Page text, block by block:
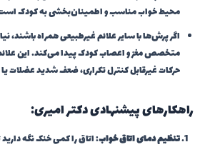
محیط خواب مناسب و اطمینان‌بخشی به کودک
اگر پرش‌ها با سایر علائم غیرطبیعی همراه باشند،
متخصص مغز و اعصاب کودک پیدا می‌کند. این
حرکات غیرقابل کنترل تکراری، ضعف شدید عضلات
راهکارهای پیشنهادی دکتر امیری:
تنظیم دمای اتاق خواب: اتاق را کمی خنک نگه